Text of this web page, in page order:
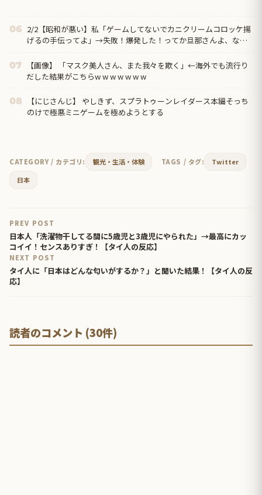
06 2/2【昭和が悪い】私「ゲームしてないでカニクリームコロッケ揚
げるの手伝ってよ」→失敗！爆発した！ってか旦那さんよ、なん
07
【画像】 「マスク美人さん、また我々を欺く」←海外でも流行り
だした結果がこちらw w w w w w w
08
【にじさんじ】 やしきず、スプラトゥーンレイダース本編そっち
のけで極悪ミニゲームを極めようとする
CATEGORY / カテゴリ: 観光・生活・体験 TAGS / タグ:
Twitter
日本
PREV POST
日本人「洗濯物干してる間に5歳児と3歳児にやられた」→最高にカッ
コイイ！センスありすぎ！【タイ人の反応】
NEXT POST
タイ人に「日本はどんな匂いがするか？」と聞いた結果！【タイ人の反
応】
読者のコメント (30件)